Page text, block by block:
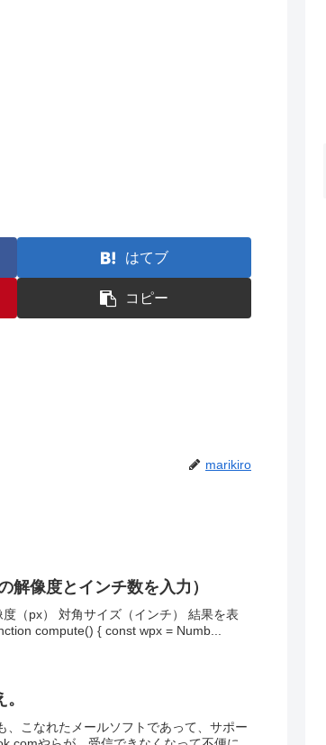
はてブ
コピー
marikiro
解像度とインチ数を入力）
（px） 対角サイズ（インチ） 結果を表
compute() { const wpx = Numb...
こなれたメールソフトであって、サポー